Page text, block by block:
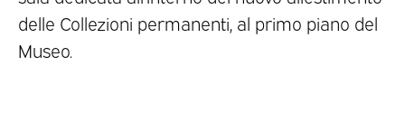
delle Collezioni permanenti, al primo piano del
Museo.